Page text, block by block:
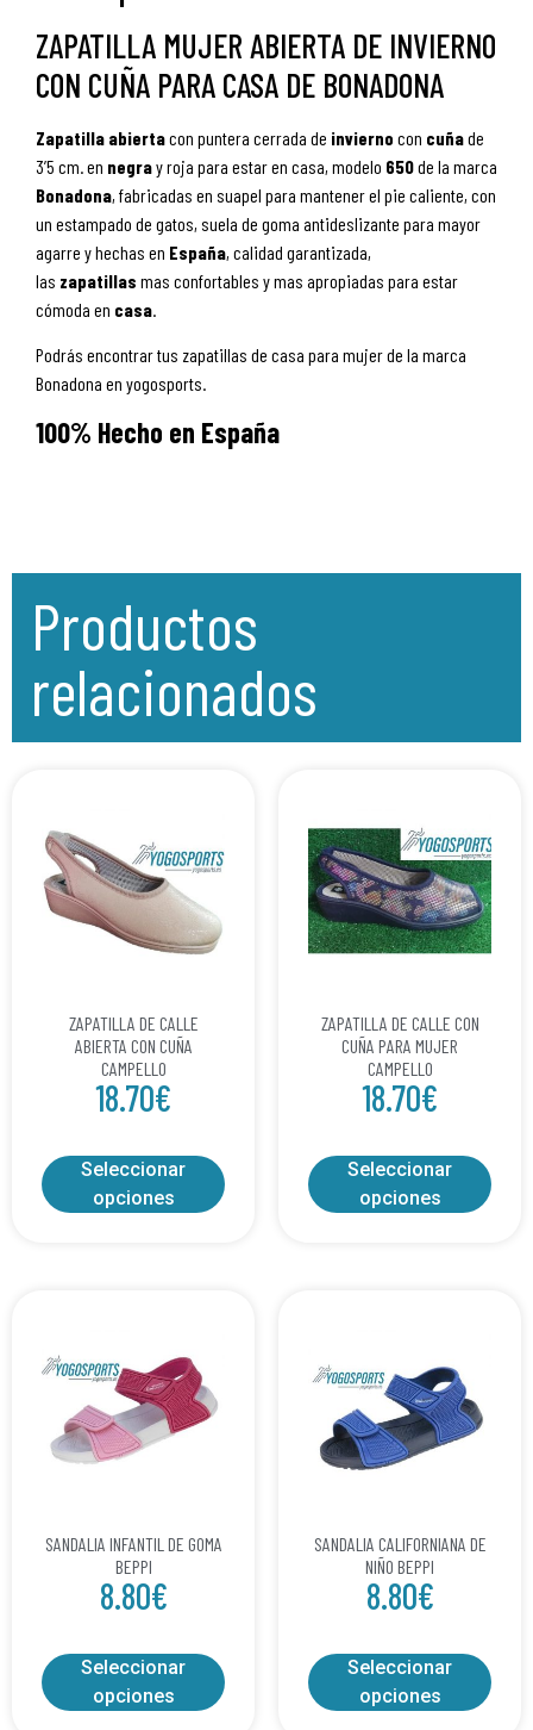
ZAPATILLA MUJER ABIERTA DE INVIERNO
CON CUÑA PARA CASA DE BONADONA
Zapatilla abiertacon puntera cerrada de invierno con cuñade
3’5 cm. en negray roja para estar en casa, modelo 650de la marca
Bonadona, fabricadas en suapel para mantener el pie caliente, con
un estampado de gatos, suela de goma antideslizante para mayor
agarre y hechas en España, calidad garantizada,
las zapatillas mas confortables y mas apropiadas para estar
cómoda en casa.
Podrás encontrar tus zapatillas de casa para mujer de la marca
Bonadona en yogosports.
100% Hecho en España
Productos
relacionados
ZAPATILLA DE CALLE
ABIERTA CON CUÑA
CAMPELLO
18.70€
Seleccionar
opciones
ZAPATILLA DE CALLE CON
CUÑA PARA MUJER
CAMPELLO
18.70€
Seleccionar
opciones
SANDALIA INFANTIL DE GOMA
BEPPI
8.80€
Seleccionar
opciones
SANDALIA CALIFORNIANA DE
NIÑO BEPPI
8.80€
Seleccionar
opciones